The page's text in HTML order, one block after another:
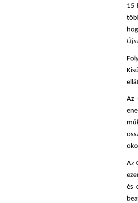
15
Az
Az
és